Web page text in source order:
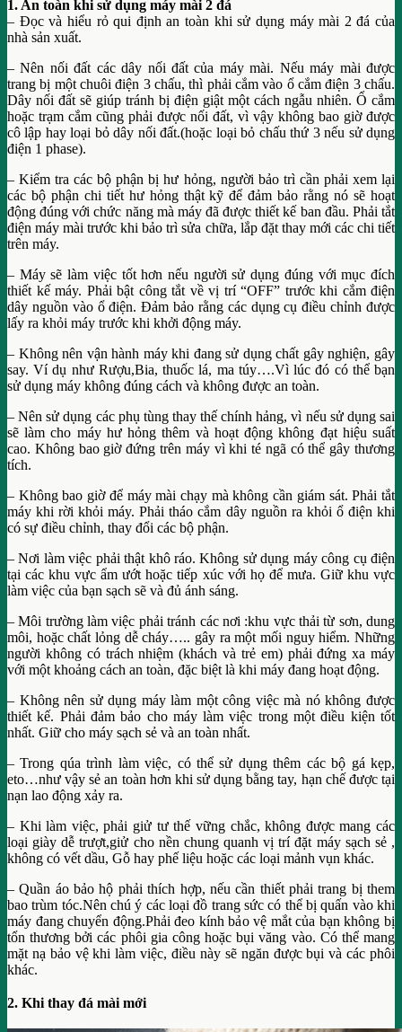
1. An toàn khi sử dụng máy mài 2 đá
– Đọc và hiểu rỏ qui định an toàn khi sử dụng máy mài 2 đá của
nhà sản xuất.
– Nên nối đất các dây nối đất của máy mài. Nếu máy mài được
trang bị một chuôi điện 3 chấu, thì phải cắm vào ổ cắm điện 3 chấu.
Dây nối đất sẽ giúp tránh bị điện giật một cách ngẫu nhiên. Ổ cắm
hoặc trạm cắm cũng phải được nối đất, vì vậy không bao giờ được
cô lập hay loại bỏ dây nối đất.(hoặc loại bỏ chấu thứ 3 nếu sử dụng
điện 1 phase).
– Kiểm tra các bộ phận bị hư hỏng, người bảo trì cần phải xem lại
các bộ phận chi tiết hư hỏng thật kỹ để đảm bảo rằng nó sẽ hoạt
động đúng với chức năng mà máy đã được thiết kế ban đầu. Phải tắt
điện máy mài trước khi bảo trì sửa chữa, lắp đặt thay mới các chi tiết
trên máy.
– Máy sẽ làm việc tốt hơn nếu người sử dụng đúng với mục đích
thiết kế máy. Phải bật công tắt về vị trí “OFF” trước khi cắm điện
dây nguồn vào ổ điện. Đảm bảo rằng các dụng cụ điều chỉnh được
lấy ra khỏi máy trước khi khởi động máy.
– Không nên vận hành máy khi đang sử dụng chất gây nghiện, gây
say. Ví dụ như Rượu,Bia, thuốc lá, ma túy….Vì lúc đó có thể bạn
sử dụng máy không đúng cách và không được an toàn.
– Nên sử dụng các phụ tùng thay thế chính hảng, vì nếu sử dụng sai
sẽ làm cho máy hư hỏng thêm và hoạt động không đạt hiệu suất
cao. Không bao giờ đứng trên máy vì khi té ngã có thể gây thương
tích.
– Không bao giờ để máy mài chạy mà không cần giám sát. Phải tắt
máy khi rời khỏi máy. Phải tháo cắm dây nguồn ra khỏi ổ điện khi
có sự điều chỉnh, thay đổi các bộ phận.
– Nơi làm việc phải thật khô ráo. Không sử dụng máy công cụ điện
tại các khu vực ẩm ướt hoặc tiếp xúc với họ để mưa. Giữ khu vực
làm việc của bạn sạch sẽ và đủ ánh sáng.
– Môi trường làm việc phải tránh các nơi :khu vực thải từ sơn, dung
môi, hoặc chất lỏng dễ cháy….. gây ra một mối nguy hiểm. Những
người không có trách nhiệm (khách và trẻ em) phải đứng xa máy
với một khoảng cách an toàn, đặc biệt là khi máy đang hoạt động.
– Không nên sử dụng máy làm một công việc mà nó không được
thiết kế. Phải đảm bảo cho máy làm việc trong một điều kiện tốt
nhất. Giữ cho máy sạch sẻ và an toàn nhất.
– Trong qúa trình làm việc, có thể sử dụng thêm các bộ gá kẹp,
eto…như vậy sẻ an toàn hơn khi sử dụng bằng tay, hạn chế được tại
nạn lao động xảy ra.
– Khi làm việc, phải giử tư thế vững chắc, không được mang các
loại giày dễ trượt,giử cho nền chung quanh vị trí đặt máy sạch sẻ ,
không có vết dầu, Gỗ hay phế liệu hoặc các loại mảnh vụn khác.
– Quần áo bảo hộ phải thích hợp, nếu cần thiết phải trang bị them
bao trùm tóc.Nên chú ý các loại đồ trang sức có thể bị quấn vào khi
máy đang chuyển động.Phải đeo kính bảo vệ mắt của bạn không bị
tổn thương bởi các phôi gia công hoặc bụi văng vào. Có thể mang
mặt nạ bảo vệ khi làm việc, điều này sẽ ngăn được bụi và các phôi
khác.
2. Khi thay đá mài mới